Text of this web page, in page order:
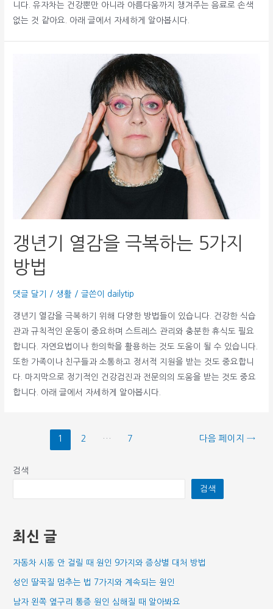
니다. 유자차는 건강뿐만 아니라 아름다움까지 챙겨주는 음료로 손색
없는 것 같아요. 아래 글에서 자세하게 알아봅시다.
갱년기 열감을 극복하는 5가지
방법
댓글 달기 /생활 / 글쓴이 dailytip
갱년기 열감을 극복하기 위해 다양한 방법들이 있습니다. 건강한 식습
관과 규칙적인 운동이 중요하며 스트레스 관리와 충분한 휴식도 필요
합니다. 자연요법이나 한의학을 활용하는 것도 도움이 될 수 있습니다.
또한 가족이나 친구들과 소통하고 정서적 지원을 받는 것도 중요합니
다. 마지막으로 정기적인 건강검진과 전문의의 도움을 받는 것도 중요
합니다. 아래 글에서 자세하게 알아봅시다.
1 2 … 7 다음 페이지 →
검색
검색
최신 글
자동차 시동 안 걸릴 때 원인 9가지와 증상별 대처 방법
성인 딸꾹질 멈추는 법 7가지와 계속되는 원인
남자 왼쪽 옆구리 통증 원인 심해질 때 알아봐요